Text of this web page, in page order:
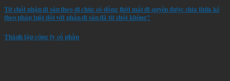
Từ chối nhận di sản theo di chúc có đồng thời mất đi quyền được chia thừa kế
theo pháp luật đối với phần di sản đã từ chối không?
Thành lập công ty cổ phần